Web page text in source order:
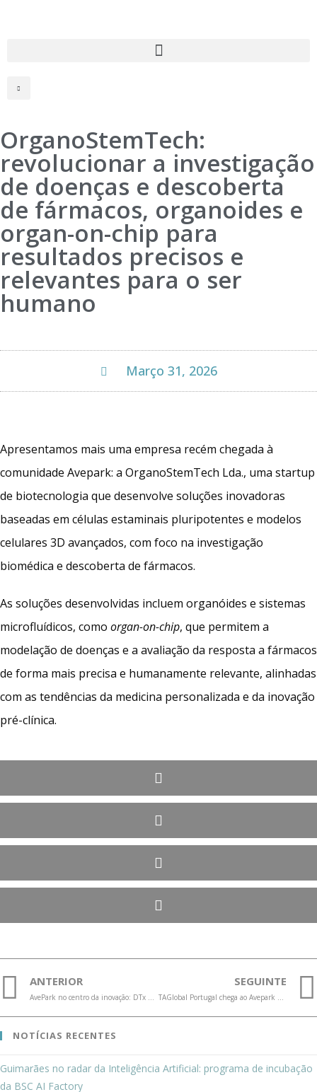
OrganoStemTech:
revolucionar a investigação
de doenças e descoberta
de fármacos, organoides e
organ-on-chip para
resultados precisos e
relevantes para o ser
humano
Março 31, 2026
Apresentamos mais uma empresa recém chegada à
comunidade Avepark: a OrganoStemTech Lda., uma startup
de biotecnologia que desenvolve soluções inovadoras
baseadas em células estaminais pluripotentes e modelos
celulares 3D avançados, com foco na investigação
biomédica e descoberta de fármacos.
As soluções desenvolvidas incluem organóides e sistemas
microfluídicos, como organ-on-chip, que permitem a
modelação de doenças e a avaliação da resposta a fármacos
de forma mais precisa e humanamente relevante, alinhadas
com as tendências da medicina personalizada e da inovação
pré-clínica.
ANTERIOR
AvePark no centro da inovação: DTx promove ligação entre academia e empresas
SEGUINTE
TAGlobal Portugal chega ao Avepark potenciando a criação de 80 novos empregos
NOTÍCIAS RECENTES
Guimarães no radar da Inteligência Artificial: programa de incubação
da BSC AI Factory